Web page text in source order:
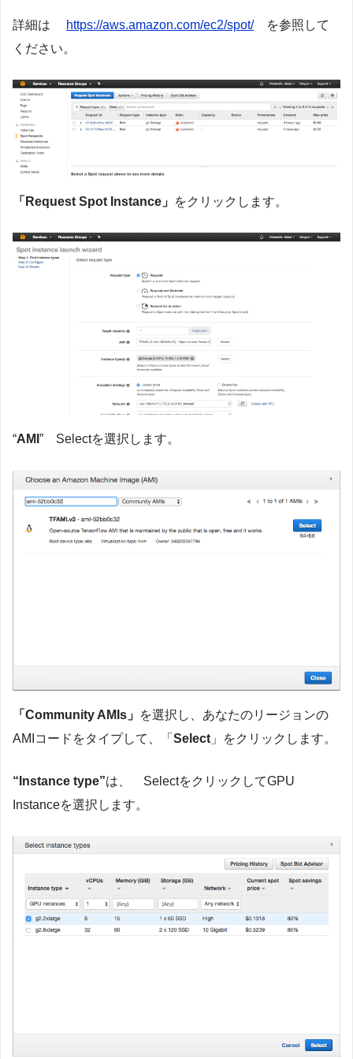
詳細は https://aws.amazon.com/ec2/spot/を参照して
ください。
「Request Spot Instance」 をクリックします。
“AMI ” Selectを選択します。
「Community AMIs」 を選択し、あなたのリージョンの
AMIコードをタイプして、「 Select 」をクリックします。
“Instance type”は、 SelectをクリックしてGPU
Instanceを選択します。